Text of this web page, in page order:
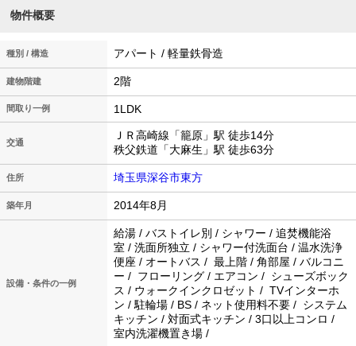
物件概要
種別 / 構造 アパート / 軽量鉄骨造
建物階建 2階
間取り一例 1LDK
交通
ＪＲ高崎線「籠原」駅 徒歩14分
秩父鉄道「大麻生」駅 徒歩63分
住所 埼玉県深谷市東方
築年月 2014年8月
設備・条件の一例
給湯 / バストイレ別 / シャワー / 追焚機能浴
室 / 洗面所独立 / シャワー付洗面台 / 温水洗浄
便座 / オートバス / 最上階 / 角部屋 / バルコニ
ー / フローリング / エアコン / シューズボック
ス / ウォークインクロゼット / TVインターホ
ン / 駐輪場 / BS / ネット使用料不要 / システム
キッチン / 対面式キッチン / 3口以上コンロ /
室内洗濯機置き場 /